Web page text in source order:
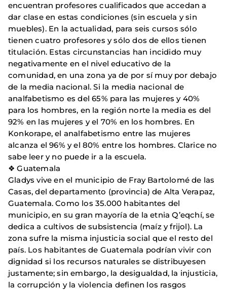
encuentran profesores cualificados que accedan a
dar clase en estas condiciones (sin escuela y sin
muebles). En la actualidad, para seis cursos sólo
tienen cuatro profesores y sólo dos de ellos tienen
titulación. Estas circunstancias han incidido muy
negativamente en el nivel educativo de la
comunidad, en una zona ya de por sí muy por debajo
de la media nacional. Si la media nacional de
analfabetismo es del 65% para las mujeres y 40%
para los hombres, en la región norte la media es del
92% en las mujeres y el 70% en los hombres. En
Konkorape, el analfabetismo entre las mujeres
alcanza el 96% y el 80% entre los hombres. Clarice no
sabe leer y no puede ir a la escuela.
❖ Guatemala
Gladys vive en el municipio de Fray Bartolomé de las
Casas, del departamento (provincia) de Alta Verapaz,
Guatemala. Como los 35.000 habitantes del
municipio, en su gran mayoría de la etnia Q’eqchí, se
dedica a cultivos de subsistencia (maíz y frijol). La
zona sufre la misma injusticia social que el resto del
país. Los habitantes de Guatemala podrían vivir con
dignidad si los recursos naturales se distribuyesen
justamente; sin embargo, la desigualdad, la injusticia,
la corrupción y la violencia definen los rasgos